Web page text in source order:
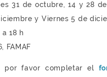
31 de octubre, 14 y 28
y Viernes 5 de
a 18 h
FAMAF
por favor completar el